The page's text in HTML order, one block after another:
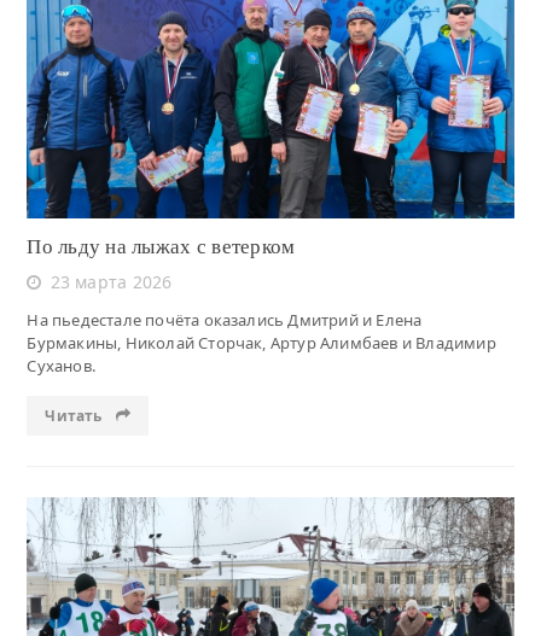
Читать
По льду на лыжах с ветерком
23 марта 2026
На пьедестале почёта оказались Дмитрий и Елена
Бурмакины, Николай Сторчак, Артур Алимбаев и Владимир
Суханов.
Читать